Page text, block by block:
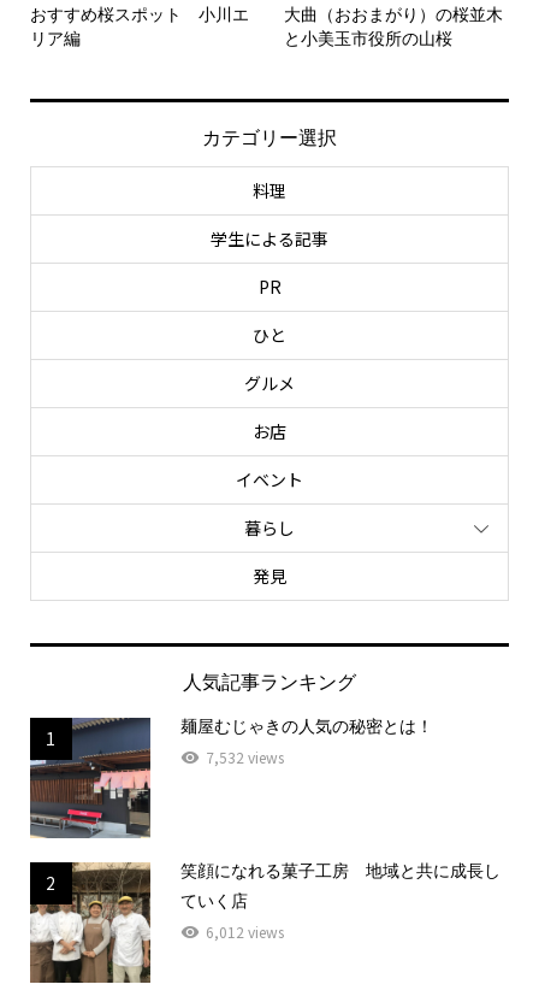
おすすめ桜スポット 小川エ
リア編
大曲（おおまがり）の桜並木
と小美玉市役所の山桜
カテゴリー選択
料理
学生による記事
PR
ひと
グルメ
お店
イベント
暮らし
発見
人気記事ランキング
1
麺屋むじゃきの人気の秘密とは！
7,532 views
2
笑顔になれる菓子工房 地域と共に成長し
ていく店
6,012 views